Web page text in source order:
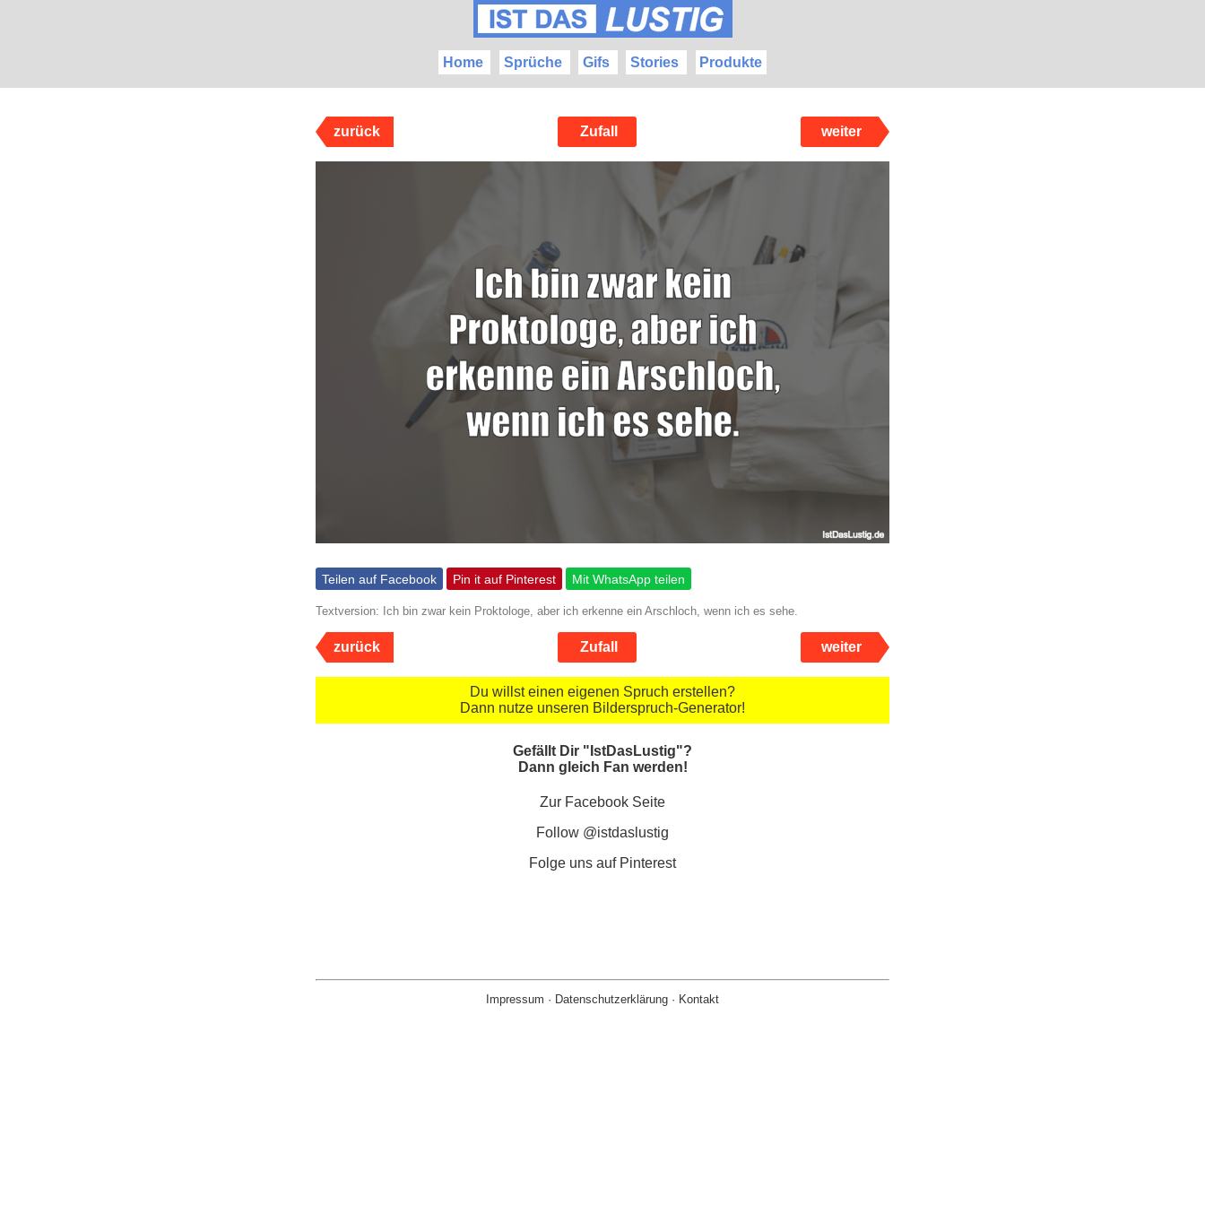
Home Sprüche Gifs Stories Produkte
zurück Zufall weiter
Teilen auf Facebook Pin it auf Pinterest Mit WhatsApp teilen
Textversion: Ich bin zwar kein Proktologe, aber ich erkenne ein Arschloch, wenn ich es sehe.
zurück Zufall weiter
Du willst einen eigenen Spruch erstellen?
Dann nutze unseren Bilderspruch-Generator!
Gefällt Dir "IstDasLustig"?
Dann gleich Fan werden!
Zur Facebook Seite
Follow @istdaslustig
Folge uns auf Pinterest
Impressum · Datenschutzerklärung · Kontakt